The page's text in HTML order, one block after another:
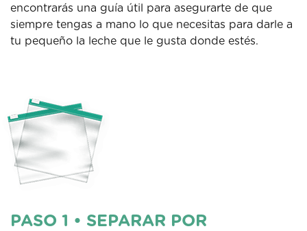
encontrarás una guía útil para asegurarte de que
siempre tengas a mano lo que necesitas para darle a
tu pequeño la leche que le gusta donde estés.
PASO 1 • SEPARAR POR